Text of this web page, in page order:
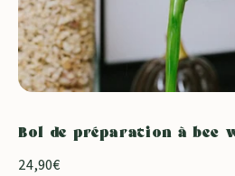
Bol de préparation à bec
24,90€